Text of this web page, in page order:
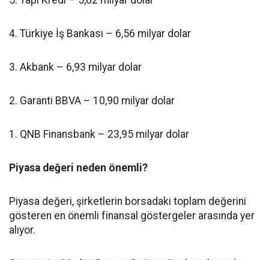
4. Türkiye İş Bankası – 6,56 milyar dolar
3. Akbank – 6,93 milyar dolar
2. Garanti BBVA – 10,90 milyar dolar
1. QNB Finansbank – 23,95 milyar dolar
Piyasa değeri neden önemli?
Piyasa değeri, şirketlerin borsadaki toplam değerini
gösteren en önemli finansal göstergeler arasında yer
alıyor.